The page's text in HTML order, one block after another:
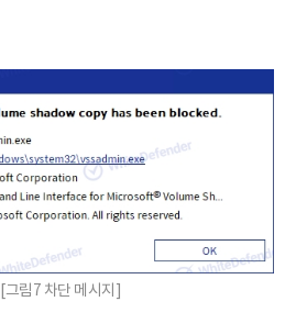
[그림7 차단 메시지]